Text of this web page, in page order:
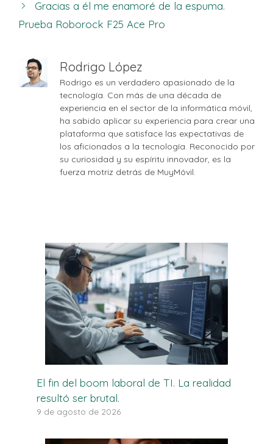
Gracias a él me enamoré de la espuma.
Prueba Roborock F25 Ace Pro
Rodrigo López
Rodrigo es un verdadero apasionado de la
tecnología. Con más de una década de
experiencia en el sector de la informática móvil,
ha sabido aplicar su experiencia para crear una
plataforma que satisface las expectativas de
los aficionados a la tecnología. Reconocido por
su curiosidad y su espíritu innovador, es la
fuerza motriz detrás de MuyMóvil.
El fin del boom laboral de TI. La realidad
resultó ser brutal.
9 de agosto de 2026